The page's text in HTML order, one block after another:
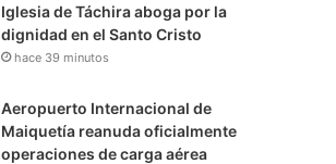
Iglesia de Táchira aboga por la
dignidad en el Santo Cristo
hace 39 minutos
Aeropuerto Internacional de
Maiquetía reanuda oficialmente
operaciones de carga aérea